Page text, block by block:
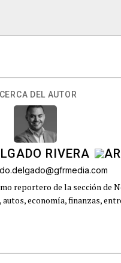
DEL AUTOR
RIVERA
reportero de la sección de
economía, finanzas,